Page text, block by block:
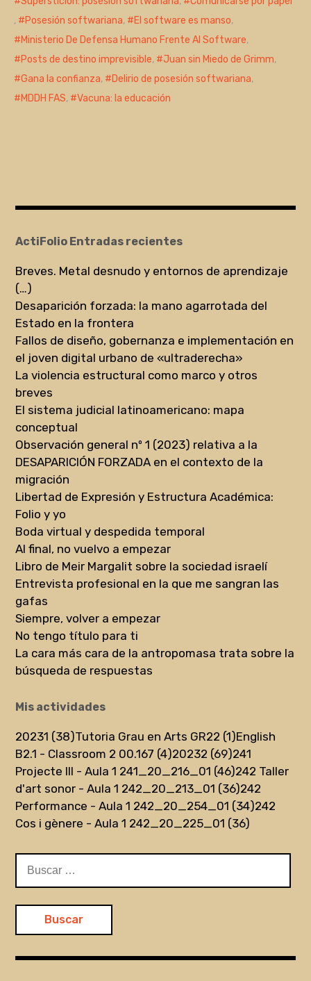
,
Posesión softwariana, El software es manso,
Ministerio De Defensa Humano Frente Al Software,
Posts de destino imprevisible, Juan sin Miedo de Grimm,
Gana la confianza, Delirio de posesión softwariana,
MDDH FAS, Vacuna: la educación
ActiFolio Entradas recientes
Breves. Metal desnudo y entornos de aprendizaje
(…)
Desaparición forzada: la mano agarrotada del
Estado en la frontera
Fallos de diseño, gobernanza e implementación en
el joven digital urbano de «ultraderecha»
La violencia estructural como marco y otros
breves
El sistema judicial latinoamericano: mapa
conceptual
Observación general nº 1 (2023) relativa a la
DESAPARICIÓN FORZADA en el contexto de la
migración
Libertad de Expresión y Estructura Académica:
Folio y yo
Boda virtual y despedida temporal
Al final, no vuelvo a empezar
Libro de Meir Margalit sobre la sociedad israelí
Entrevista profesional en la que me sangran las
gafas
Siempre, volver a empezar
No tengo título para ti
La cara más cara de la antropomasa trata sobre la
búsqueda de respuestas
Mis actividades
20231 (38)Tutoria Grau en Arts GR22 (1)English
B2.1 - Classroom 2 00.167 (4)20232 (69)241
Projecte III - Aula 1 241_20_216_01 (46)242 Taller
d'art sonor - Aula 1 242_20_213_01 (36)242
Performance - Aula 1 242_20_254_01 (34)242
Cos i gènere - Aula 1 242_20_225_01 (36)